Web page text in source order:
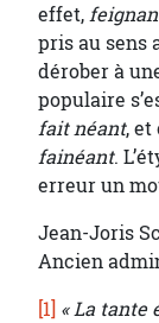
effet,
pris au sens
dérober à
populaire
fait néant, et
fainéant.
erreur un
Jean-Joris
Ancien
[1] « La tante